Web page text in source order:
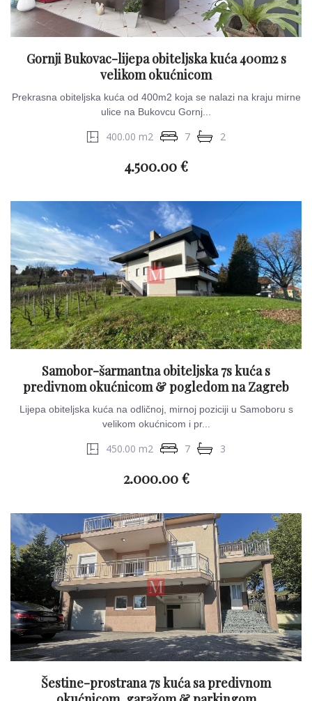
Gornji Bukovac-lijepa obiteljska kuća 400m2 s
velikom okućnicom
Prekrasna obiteljska kuća od 400m2 koja se nalazi na kraju mirne
ulice na Bukovcu Gornj...
400.00 m2 7 2
4.500.00 €
Samobor-šarmantna obiteljska 7s kuća s
predivnom okućnicom & pogledom na Zagreb
Lijepa obiteljska kuća na odličnoj, mirnoj poziciji u Samoboru s
velikom okućnicom i pr...
450.00 m2 7 3
2.000.00 €
Šestine-prostrana 7s kuća sa predivnom